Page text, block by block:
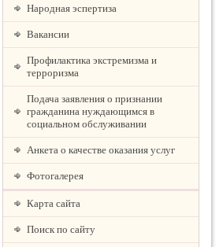
Народная эспертиза
Вакансии
Профилактика экстремизма и
терроризма
Подача заявления о признании
гражданина нуждающимся в
социальном обслуживании
Анкета о качестве оказания услуг
Фотогалерея
Карта сайта
Поиск по сайту